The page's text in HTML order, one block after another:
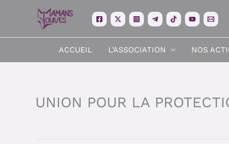
contenu
ACCUEIL L’ASSOCIATION NOS
UNION POUR LA